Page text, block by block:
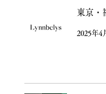
東京・
2025年4